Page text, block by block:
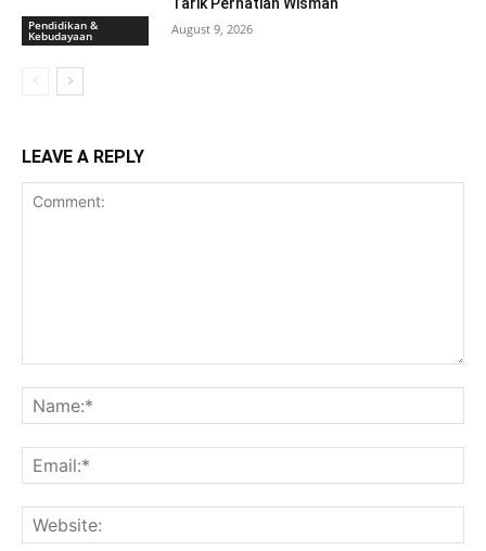
Pendidikan &
Kebudayaan
Tarik Perhatian Wisman
August 9, 2026
LEAVE A REPLY